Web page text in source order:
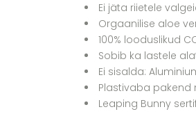
Ei jäta riietele
Orgaanilise aloe
100% looduslikud
Sobib ka lastele
Ei sisalda:
Plastivaba pakend
Leaping Bunny